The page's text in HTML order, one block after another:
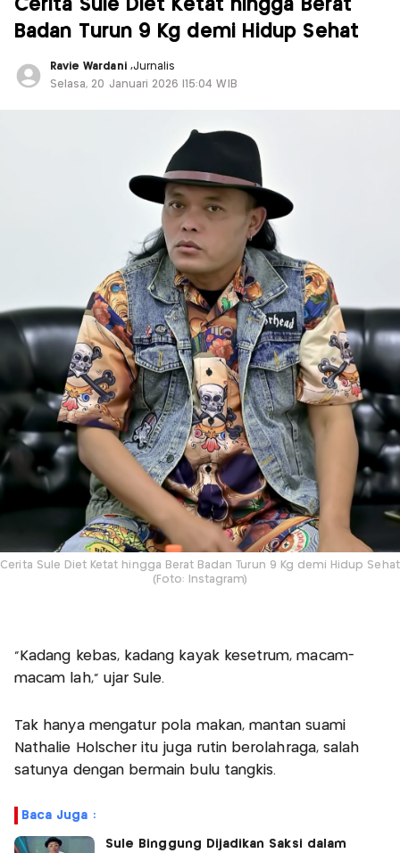
Cerita Sule Diet Ketat hingga Berat
Badan Turun 9 Kg demi Hidup Sehat
Ravie Wardani ,Jurnalis
Selasa, 20 Januari 2026 |15:04 WIB
Cerita Sule Diet Ketat hingga Berat Badan Turun 9 Kg demi Hidup Sehat
(Foto: Instagram)
“Kadang kebas, kadang kayak kesetrum, macam-
macam lah,” ujar Sule.
Tak hanya mengatur pola makan, mantan suami
Nathalie Holscher itu juga rutin berolahraga, salah
satunya dengan bermain bulu tangkis.
Baca Juga :
Sule Binggung Dijadikan Saksi dalam